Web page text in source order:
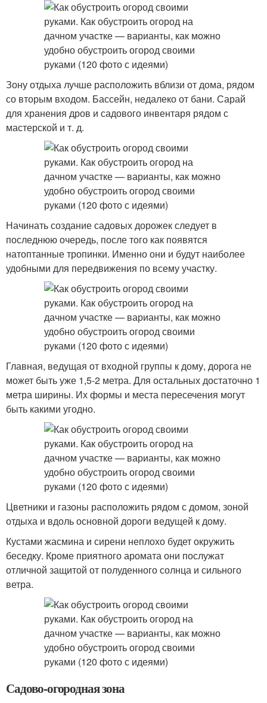
Зону отдыха лучше расположить вблизи от дома, рядом
со вторым входом. Бассейн, недалеко от бани. Сарай
для хранения дров и садового инвентаря рядом с
мастерской и т. д.
Начинать создание садовых дорожек следует в
последнюю очередь, после того как появятся
натоптанные тропинки. Именно они и будут наиболее
удобными для передвижения по всему участку.
Главная, ведущая от входной группы к дому, дорога не
может быть уже 1,5-2 метра. Для остальных достаточно 1
метра ширины. Их формы и места пересечения могут
быть какими угодно.
Цветники и газоны расположить рядом с домом, зоной
отдыха и вдоль основной дороги ведущей к дому.
Кустами жасмина и сирени неплохо будет окружить
беседку. Кроме приятного аромата они послужат
отличной защитой от полуденного солнца и сильного
ветра.
Садово-огородная зона